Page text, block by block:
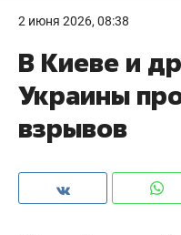
2 июня 2026, 08:38
В Киеве и
Украины
взрывов